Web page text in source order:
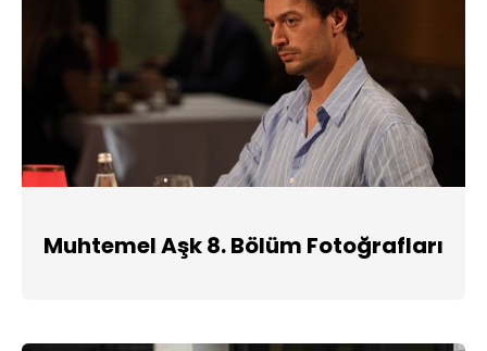
Muhtemel Aşk 8. Bölüm Fotoğrafları